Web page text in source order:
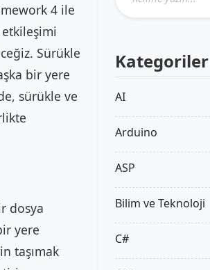
4 ile
Sürükle
bir yere
sürükle ve
dosya
yere
taşımak
Kategoriler
AI
Arduino
ASP
Bilim ve Teknoloji
C#